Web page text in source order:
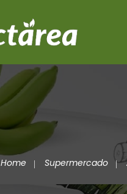
Home Supermercado